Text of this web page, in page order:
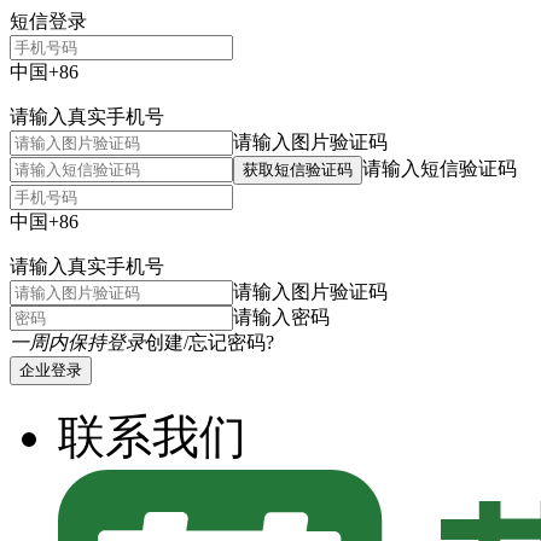
短信登录
中国+86
请输入真实手机号
请输入图片验证码
获取短信验证码 请输入短信验证码
中国+86
请输入真实手机号
请输入图片验证码
请输入密码
一周内保持登录创建/忘记密码?
企业登录
联系我们